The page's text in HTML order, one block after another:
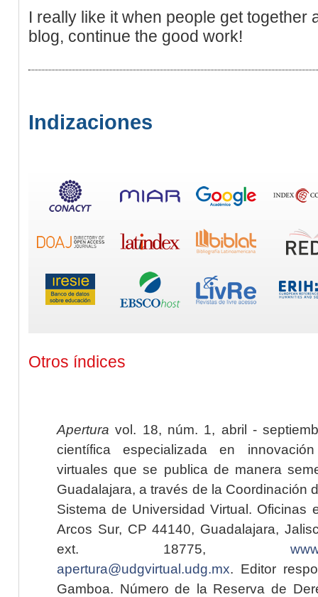
I really like it when people get together
blog, continue the good work!
Indizaciones
Otros índices
Apertura vol. 18, núm. 1, abril -
científica especializada en
virtuales que se publica de manera
Guadalajara, a través de la Coordinación
Sistema de Universidad Virtual. Oficinas
Arcos Sur, CP 44140, Guadalajara,
ext. 18775,
apertura@udgvirtual.udg.mx. Editor
Gamboa. Número de la Reserva de